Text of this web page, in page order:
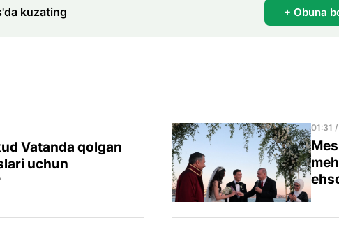
kuzating + Obuna
Vatanda qolgan
uchun
01:31